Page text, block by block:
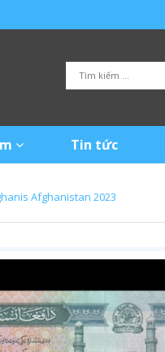
Tin tức
Afghanistan 2023